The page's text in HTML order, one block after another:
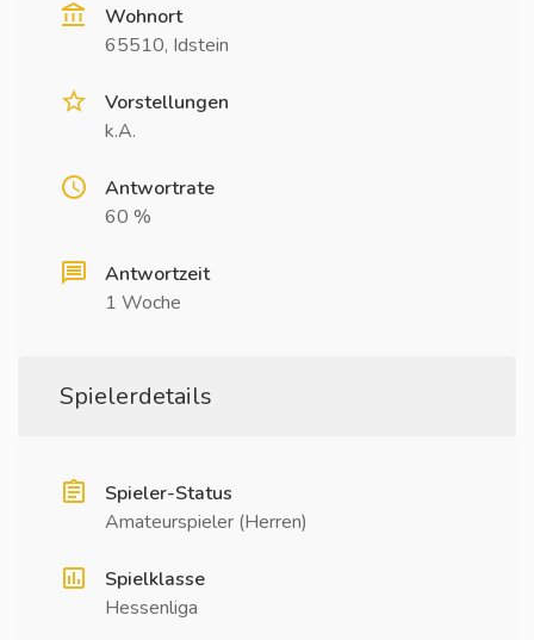
Wohnort
65510, Idstein
Vorstellungen
k.A.
Antwortrate
60 %
Antwortzeit
1 Woche
Spielerdetails
Spieler-Status
Amateurspieler (Herren)
Spielklasse
Hessenliga